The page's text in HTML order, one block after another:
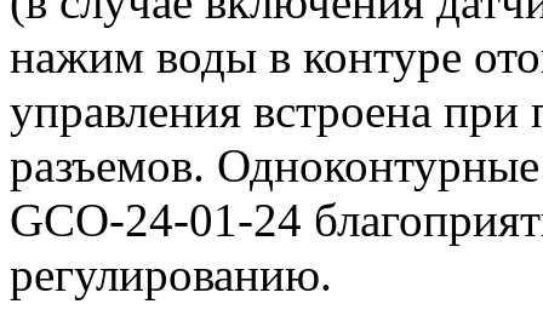
нажим воды в контуре
управления встроена
разъемов.
GCO-24-01-24
регулированию.